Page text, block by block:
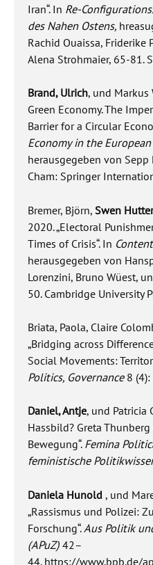
Iran“. In Re-
des Nahen Ostens,
Rachid Ouaissa, Friderike
Alena Strohmaier, 65-81.
Brand, Ulrich, und Markus
Green Economy. The
Barrier for a Circular
Economy in the
herausgegeben von
Cham: Springer
Bremer, Björn,Swen
2020. „Electoral
Times of Crisis“. In
herausgegeben von
Lorenzini, Bruno Wüest,
50. Cambridge University
Briata, Paola, Claire
„Bridging across
Social Movements:
Politics, Governance8
Daniel, Antje, und Patricia
Hassbild? Greta
Bewegung“.Femina
feministische
Daniela Hunold , und
„Rassismus und Polizei:
Forschung“.Aus Politik
(APuZ)42–
44.https://www.bpb.de/